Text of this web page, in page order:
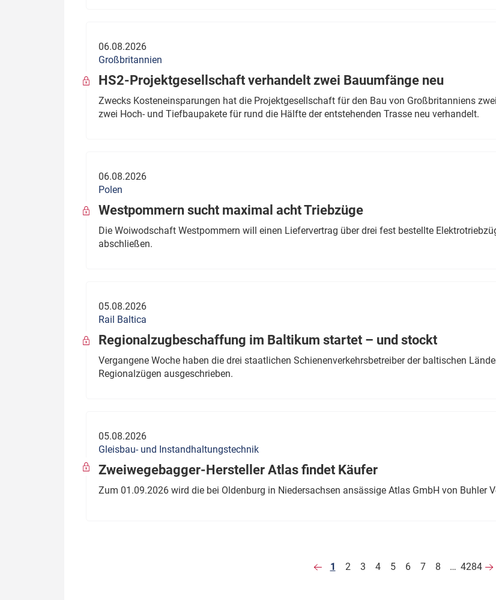
06.08.2026
Großbritannien
HS2-Projektgesellschaft verhandelt zwei Bauumfänge neu
Zwecks Kosteneinsparungen hat die Projektgesellschaft für den Bau von Großbritanniens
zwei Hoch- und Tiefbaupakete für rund die Hälfte der entstehenden Trasse neu verhandelt.
06.08.2026
Polen
Westpommern sucht maximal acht Triebzüge
Die Woiwodschaft Westpommern will einen Liefervertrag über drei fest bestellte
abschließen.
05.08.2026
Rail Baltica
Regionalzugbeschaffung im Baltikum startet – und stockt
Vergangene Woche haben die drei staatlichen Schienenverkehrsbetreiber der baltischen
Regionalzügen ausgeschrieben.
05.08.2026
Gleisbau- und Instandhaltungstechnik
Zweiwegebagger-Hersteller Atlas findet Käufer
Zum 01.09.2026 wird die bei Oldenburg in Niedersachsen ansässige Atlas GmbH von Buhler
1 2 3 4 5 6 7 8 … 4284